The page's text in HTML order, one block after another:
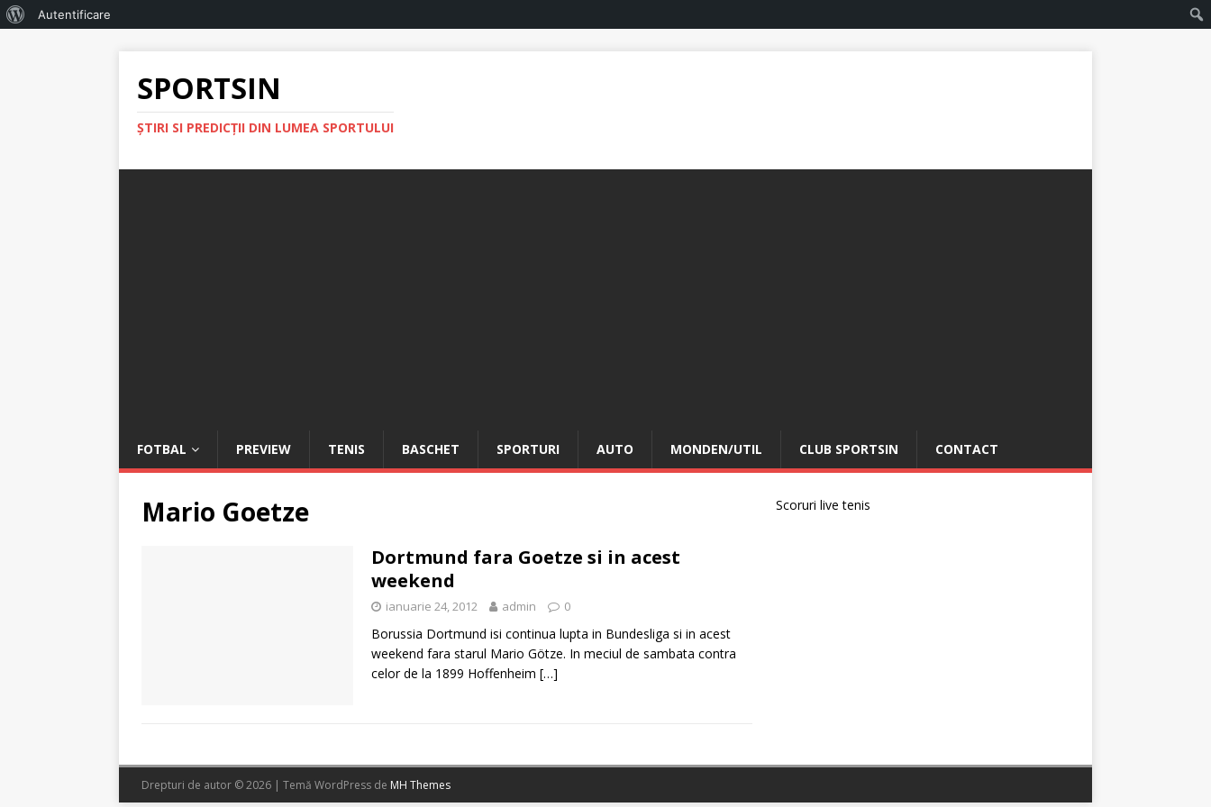
Autentificare
SPORTSIN
ŞTIRI SI PREDICŢII DIN LUMEA SPORTULUI
FOTBAL PREVIEW TENIS BASCHET SPORTURI AUTO MONDEN/UTIL CLUB SPORTSIN CONTACT
Mario Goetze
Dortmund fara Goetze si in acest
weekend
ianuarie 24, 2012 admin 0
Borussia Dortmund isi continua lupta in Bundesliga si in acest
weekend fara starul Mario Götze. In meciul de sambata contra
celor de la 1899 Hoffenheim […]
Scoruri live tenis
Drepturi de autor © 2026 | Temă WordPress de MH Themes